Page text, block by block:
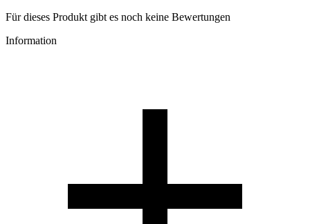
Für dieses Produkt gibt es noch keine Bewertungen
Information